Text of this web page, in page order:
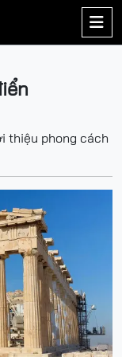

thiệu phong cách